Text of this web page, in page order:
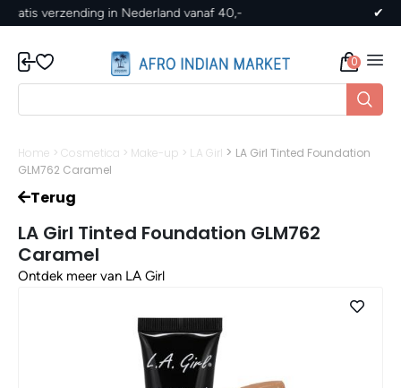
✔ Gratis verzending in Nederland vanaf 40,-
0
Home > Cosmetica > Make-up > L.A Girl > LA Girl Tinted Foundation
GLM762 Caramel
Terug
LA Girl Tinted Foundation GLM762
Caramel
Ontdek meer van LA Girl